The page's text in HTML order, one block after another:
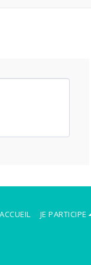
ACCUEIL JE PARTICIPE